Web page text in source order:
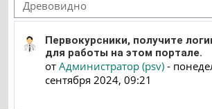
Режим отображения
Первокурсники, получите
для работы на этом портале.
отАдминистратор (psv) -
сентября 2024, 09:21
Количество ответов: 0